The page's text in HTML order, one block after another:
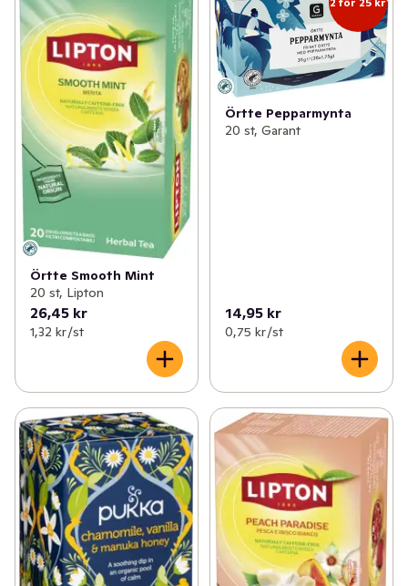
Örtte Smooth Mint
20 st, Lipton
26,45 kr
1,32 kr /st
Örtte Pepparmynta
20 st, Garant
14,95 kr
0,75 kr /st